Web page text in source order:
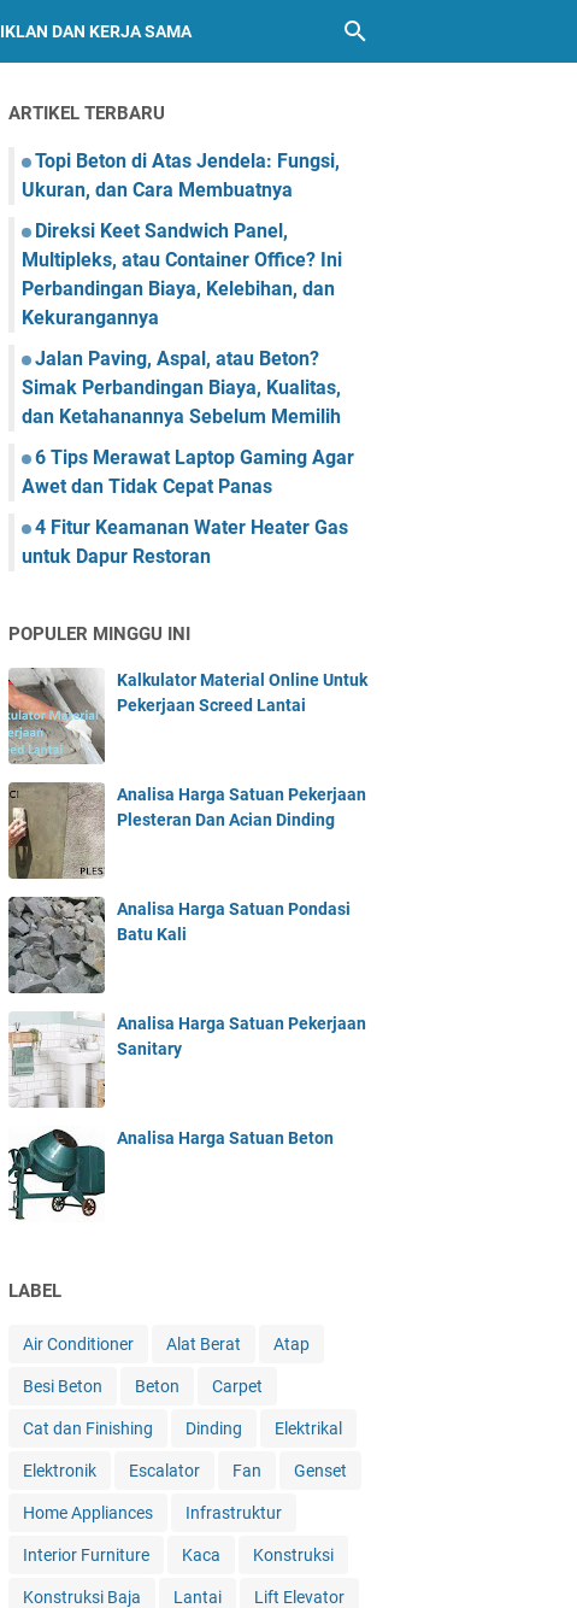
IKLAN DAN KERJA SAMA
ARTIKEL TERBARU
Topi Beton di Atas Jendela: Fungsi,
Ukuran, dan Cara Membuatnya
Direksi Keet Sandwich Panel,
Multipleks, atau Container Office? Ini
Perbandingan Biaya, Kelebihan, dan
Kekurangannya
Jalan Paving, Aspal, atau Beton?
Simak Perbandingan Biaya, Kualitas,
dan Ketahanannya Sebelum Memilih
6 Tips Merawat Laptop Gaming Agar
Awet dan Tidak Cepat Panas
4 Fitur Keamanan Water Heater Gas
untuk Dapur Restoran
POPULER MINGGU INI
Kalkulator Material Online Untuk
Pekerjaan Screed Lantai
Analisa Harga Satuan Pekerjaan
Plesteran Dan Acian Dinding
Analisa Harga Satuan Pondasi
Batu Kali
Analisa Harga Satuan Pekerjaan
Sanitary
Analisa Harga Satuan Beton
LABEL
Air Conditioner Alat Berat Atap
Besi Beton Beton Carpet
Cat dan Finishing Dinding Elektrikal
Elektronik Escalator Fan Genset
Home Appliances Infrastruktur
Interior Furniture Kaca Konstruksi
Konstruksi Baja Lantai Lift Elevator